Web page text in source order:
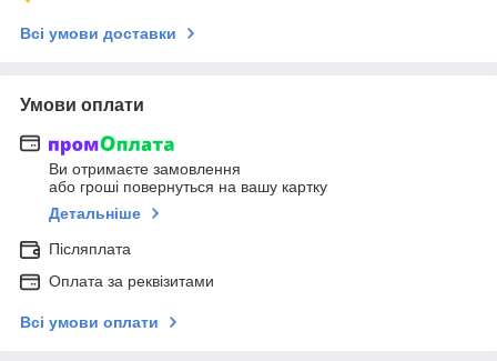
Всі умови доставки
Умови оплати
Ви отримаєте замовлення
або гроші повернуться на вашу картку
Детальніше
Післяплата
Оплата за реквізитами
Всі умови оплати